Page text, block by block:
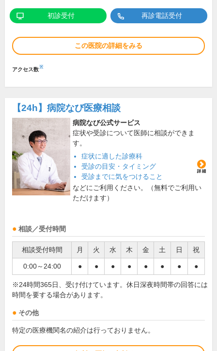
初診受付 再診電話受付
この医院の詳細をみる
アクセス数※
【24h】 病院なび医療相談
病院なび公式サービス
症状や受診について医師に相談ができま
す。
症状に適した診療科
受診の目安・タイミング
受診までに気をつけること
などにご利用ください。（無料でご利用い
ただけます）
相談／受付時間
相談受付時間 月 火 水 木 金 土 日 祝
0:00～24:00 ● ● ● ● ● ● ● ●
※24時間365日、受け付けています。休日深夜時間帯の回答には
時間を要する場合があります。
その他
特定の医療機関名の紹介は行っておりません。